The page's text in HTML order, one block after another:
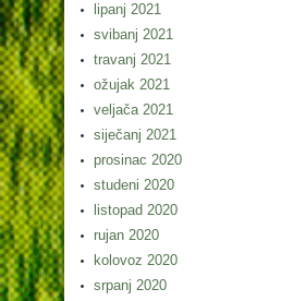
lipanj 2021
svibanj 2021
travanj 2021
ožujak 2021
veljača 2021
siječanj 2021
prosinac 2020
studeni 2020
listopad 2020
rujan 2020
kolovoz 2020
srpanj 2020